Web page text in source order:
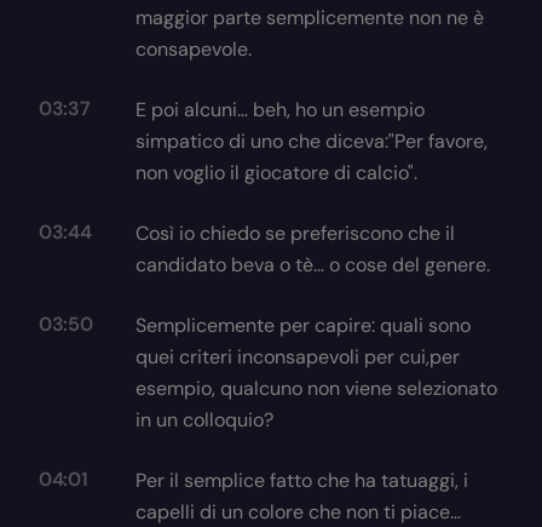
maggior parte semplicemente non ne è
consapevole.
03:37
E poi alcuni… beh, ho un esempio
simpatico di uno che diceva:"Per favore,
non voglio il giocatore di calcio".
03:44
Così io chiedo se preferiscono che il
candidato beva o tè… o cose del genere.
03:50
Semplicemente per capire: quali sono
quei criteri inconsapevoli per cui,per
esempio, qualcuno non viene selezionato
in un colloquio?
04:01
Per il semplice fatto che ha tatuaggi, i
capelli di un colore che non ti piace…